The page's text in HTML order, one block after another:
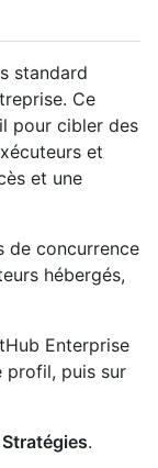
standard
Ce
pour cibler des
et
et une
de concurrence
hébergés,
Enterprise
profil, puis sur
Stratégies.